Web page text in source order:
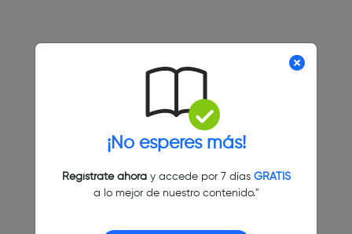
¡No esperes más!
Regístrate ahoray accede por 7 días GRATIS
a lo mejor de nuestro contenido."